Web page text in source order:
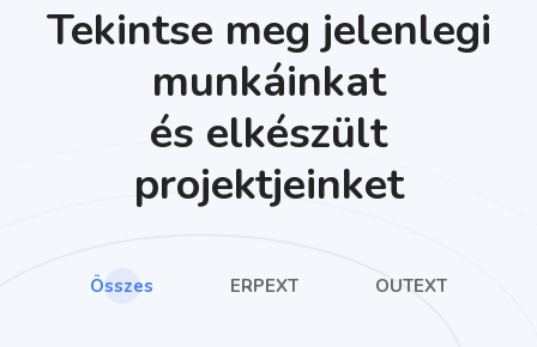
Tekintse meg jelenlegi
munkáinkat
és elkészült
projektjeinket
Összes ERPEXT OUTEXT